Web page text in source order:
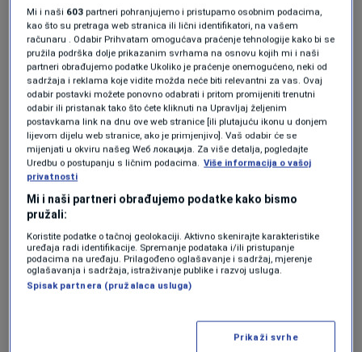
zatim 24. maja gostuje Crystal Palaceu.
Burnley je već ispao iz lige, dok Crystal Palace
nema rezultatski imperativ, što dodatno ide u
korist londonskog kluba.
City čeka kiks Arsenala
Arsenal trenutno ima dva boda više od
Manchester Cityja, zbog čega bi svaki
eventualni kiks mogao odlučiti prvaka.
Upravo zbog toga Guardiola se navodno nada
da bi rasterećeni Burnley mogao napraviti
nedavno namučio i City, a osvojio je i bod protiv
Mi i naši 603 partneri pohranjujemo i pristupamo osobnim podacima,
kao što su pretraga web stranica ili lični identifikatori, na vašem
računaru . Odabir Prihvatam omogućava praćenje tehnologije kako bi se
pružila podrška dolje prikazanim svrhama na osnovu kojih mi i naši
partneri obrađujemo podatke Ukoliko je praćenje onemogućeno, neki od
sadržaja i reklama koje vidite možda neće biti relevantni za vas. Ovaj
odabir postavki možete ponovno odabrati i pritom promijeniti trenutni
odabir ili pristanak tako što ćete kliknuti na Upravljaj željenim
postavkama link na dnu ove web stranice [ili plutajuću ikonu u donjem
lijevom dijelu web stranice, ako je primjenjivo]. Vaš odabir će se
mijenjati u okviru našeg Wеб локација. Za više detalja, pogledajte
Uredbu o postupanju s ličnim podacima. Više informacija o vašoj
privatnosti
Mi i naši partneri obrađujemo podatke kako bismo
pružali:
Koristite podatke o tačnoj geolokaciji. Aktivno skenirajte karakteristike
uređaja radi identifikacije. Spremanje podataka i/ili pristupanje
podacima na uređaju. Prilagođeno oglašavanje i sadržaj, mjerenje
oglašavanja i sadržaja, istraživanje publike i razvoj usluga.
Spisak partnera (pružalaca usluga)
Prikaži svrhe